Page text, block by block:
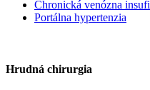
Chronická venózna
Portálna hypertenzia
Hrudná chirurgia